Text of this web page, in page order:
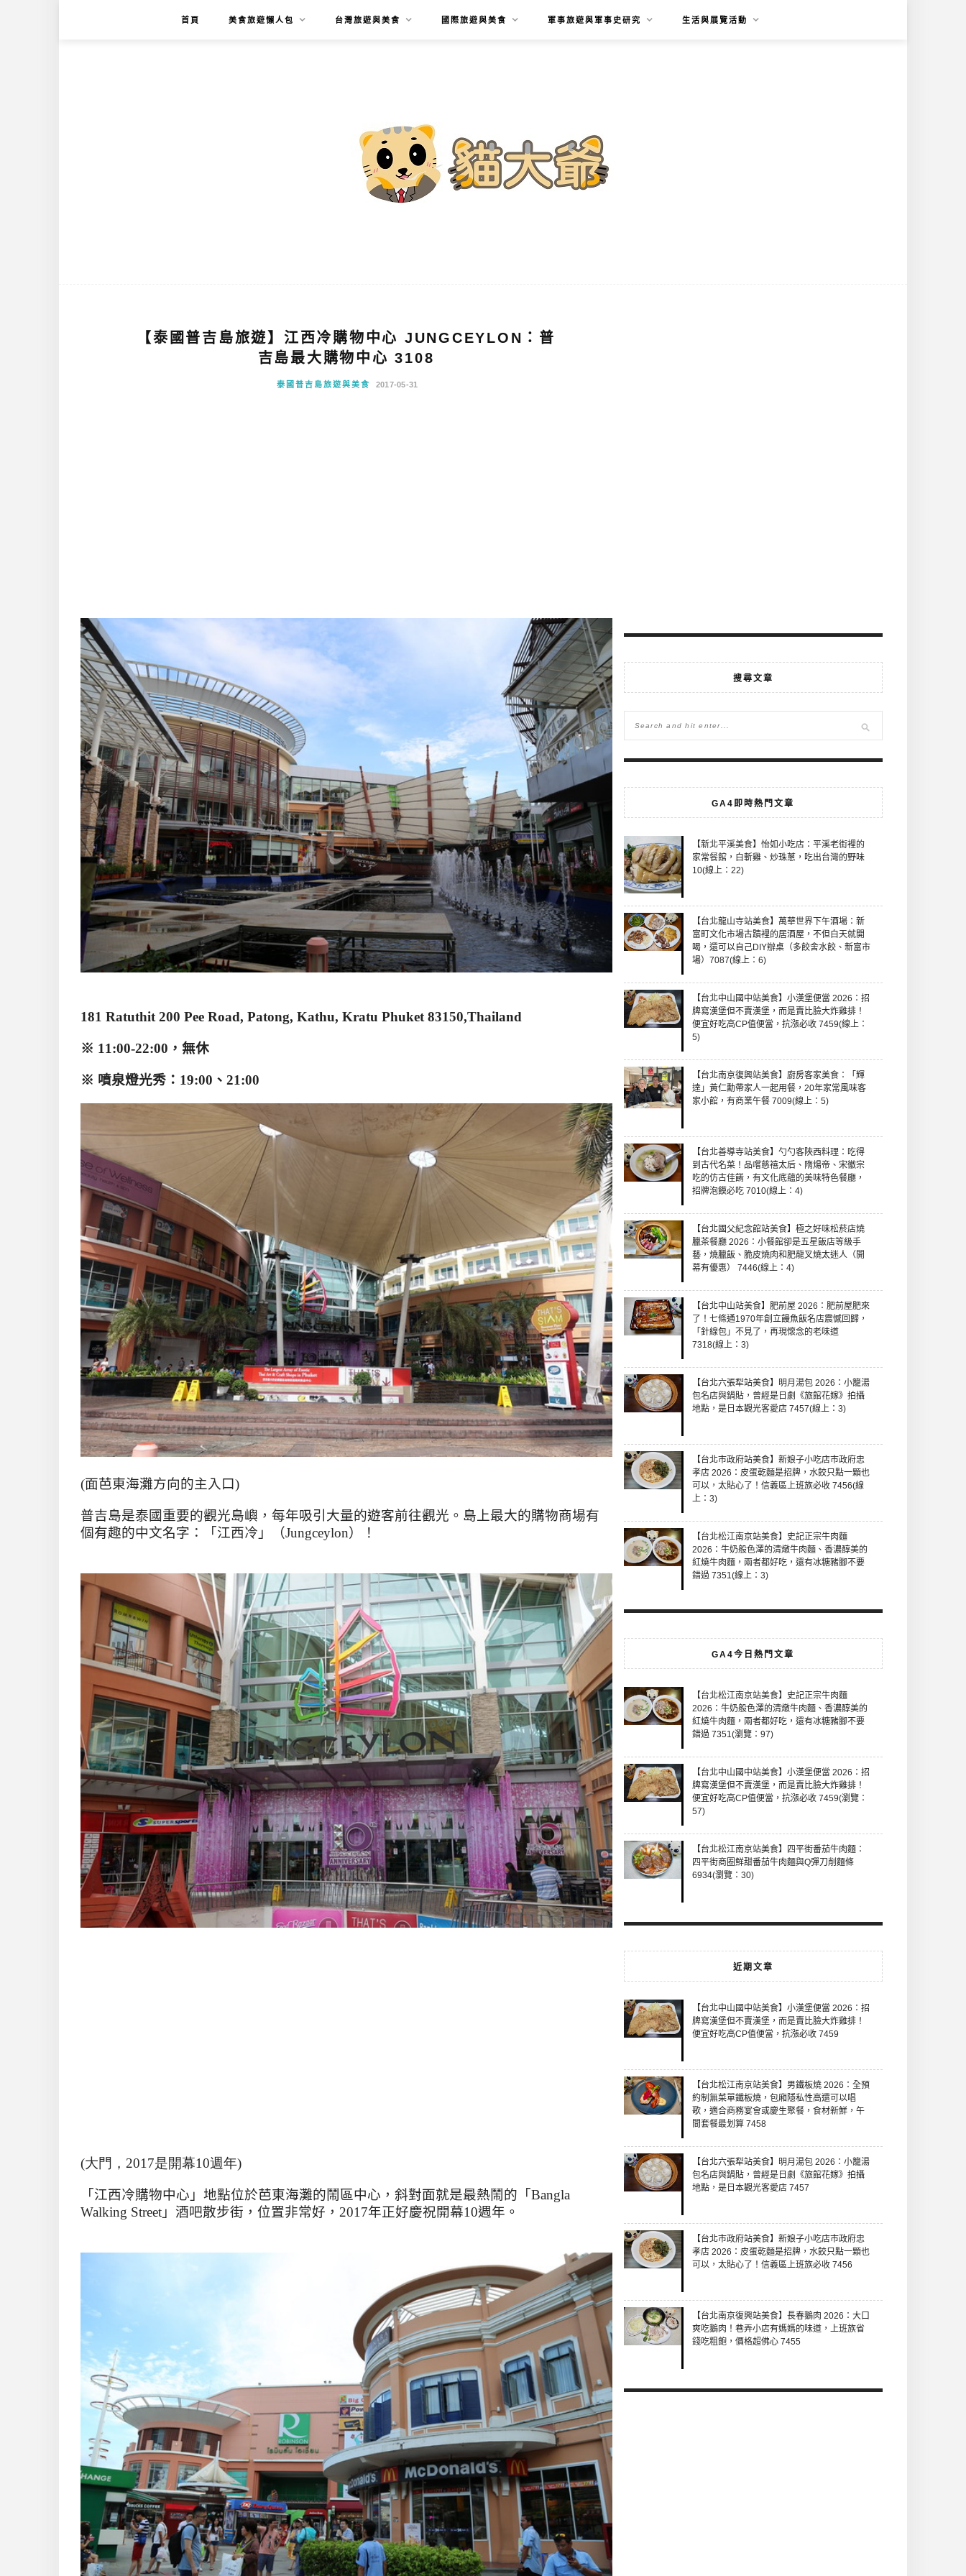
首頁 美食旅遊懶人包 台灣旅遊與美食 國際旅遊與美食 軍事旅遊與軍事史研究 生活與展覽活動
【泰國普吉島旅遊】江西冷購物中心 JUNGCEYLON：普
吉島最大購物中心 3108
泰國普吉島旅遊與美食 2017-05-31
181 Ratuthit 200 Pee Road, Patong, Kathu, Kratu Phuket 83150,Thailand
※ 11:00-22:00 ， 無休
※ 噴泉燈光秀： 19:00 、 21:00
(面芭東海灘方向的主入口)
普吉島是泰國重要的觀光島嶼，每年吸引大量的遊客前往觀光。島上最大的購物商場有
個有趣的中文名字：「江西冷」（Jungceylon）！
(大門，2017是開幕10週年)
「江西冷購物中心」地點位於芭東海灘的鬧區中心，斜對面就是最熱鬧的「Bangla
Walking Street」酒吧散步街，位置非常好，2017年正好慶祝開幕10週年。
搜尋文章
GA4即時熱門文章
【新北平溪美食】怡如小吃店：平溪老街裡的
家常餐館，白斬雞、炒珠蔥，吃出台灣的野味
10(線上：22)
【台北龍山寺站美食】萬華世界下午酒場：新
富町文化市場古蹟裡的居酒屋，不但白天就開
喝，還可以自己DIY辦桌（多餃舍水餃、新富市
場）7087(線上：6)
【台北中山國中站美食】小漢堡便當 2026：招
牌寫漢堡但不賣漢堡，而是賣比臉大炸雞排！
便宜好吃高CP值便當，抗漲必收 7459(線上：
5)
【台北南京復興站美食】廚房客家美食：「輝
達」黃仁勳帶家人一起用餐，20年家常風味客
家小館，有商業午餐 7009(線上：5)
【台北善導寺站美食】勺勺客陜西料理：吃得
到古代名菜！品嚐慈禧太后、隋煬帝、宋徽宗
吃的仿古佳餚，有文化底蘊的美味特色餐廳，
招牌泡饃必吃 7010(線上：4)
【台北國父紀念館站美食】極之好味松菸店燒
臘茶餐廳 2026：小餐館卻是五星飯店等級手
藝，燒臘飯、脆皮燒肉和肥龍叉燒太迷人（開
幕有優惠） 7446(線上：4)
【台北中山站美食】肥前屋 2026：肥前屋肥來
了！七條通1970年創立饅魚飯名店震憾回歸，
「針線包」不見了，再現懷念的老味道
7318(線上：3)
【台北六張犁站美食】明月湯包 2026：小籠湯
包名店與鍋貼，曾經是日劇《旅館花嫁》拍攝
地點，是日本觀光客愛店 7457(線上：3)
【台北市政府站美食】新娘子小吃店市政府忠
孝店 2026：皮蛋乾麵是招牌，水餃只點一顆也
可以，太貼心了！信義區上班族必收 7456(線
上：3)
【台北松江南京站美食】史記正宗牛肉麵
2026：牛奶般色澤的清燉牛肉麵、香濃醇美的
紅燒牛肉麵，兩者都好吃，還有冰糖豬腳不要
錯過 7351(線上：3)
GA4今日熱門文章
【台北松江南京站美食】史記正宗牛肉麵
2026：牛奶般色澤的清燉牛肉麵、香濃醇美的
紅燒牛肉麵，兩者都好吃，還有冰糖豬腳不要
錯過 7351(瀏覽：97)
【台北中山國中站美食】小漢堡便當 2026：招
牌寫漢堡但不賣漢堡，而是賣比臉大炸雞排！
便宜好吃高CP值便當，抗漲必收 7459(瀏覽：
57)
【台北松江南京站美食】四平街番茄牛肉麵：
四平街商圈鮮甜番茄牛肉麵與Q彈刀削麵條
6934(瀏覽：30)
近期文章
【台北中山國中站美食】小漢堡便當 2026：招
牌寫漢堡但不賣漢堡，而是賣比臉大炸雞排！
便宜好吃高CP值便當，抗漲必收 7459
【台北松江南京站美食】男鐵板燒 2026：全預
約制無菜單鐵板燒，包廂隱私性高還可以唱
歌，適合商務宴會或慶生聚餐，食材新鮮，午
間套餐最划算 7458
【台北六張犁站美食】明月湯包 2026：小籠湯
包名店與鍋貼，曾經是日劇《旅館花嫁》拍攝
地點，是日本觀光客愛店 7457
【台北市政府站美食】新娘子小吃店市政府忠
孝店 2026：皮蛋乾麵是招牌，水餃只點一顆也
可以，太貼心了！信義區上班族必收 7456
【台北南京復興站美食】長春鵝肉 2026：大口
爽吃鵝肉！巷弄小店有媽媽的味道，上班族省
錢吃粗飽，價格超佛心 7455